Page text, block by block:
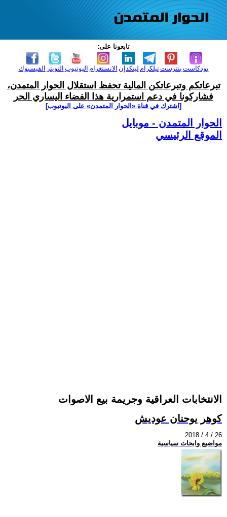
تابعونا على:
الفيسبوك التويتر اليوتيوب الانستغرام لينكدإن تيلكرامبنترست بودكاست
تبرعاتكم وتبرعاتكن المالية تحفظ استقلال الحوار المتمدن،
فشاركونا في دعم استمرارية هذا الفضاء اليساري الحر
[اشترك في قناة ‫«الحوار المتمدن» على اليوتيوب]
الحوار المتمدن - موبايل
الموقع الرئيسي
الانتخابات العراقية وجريمة بيع الاصوات
كوهر يوحنان عوديش
2018 / 4 / 26
مواضيع وابحاث سياسية